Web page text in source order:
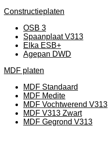
Constructieplaten
OSB 3
Spaanplaat V313
Elka ESB+
Agepan DWD
MDF platen
MDF Standaard
MDF Medite
MDF Vochtwerend V313
MDF V313 Zwart
MDF Gegrond V313